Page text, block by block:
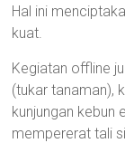
Hal ini
kuat.
Kegiatan offline
(tukar tanaman),
kunjungan kebun
mempererat tali